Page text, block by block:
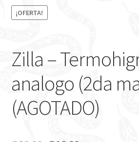
Blog
¡OFERTA!
Zilla –
analogo (2da
(AGOTADO)